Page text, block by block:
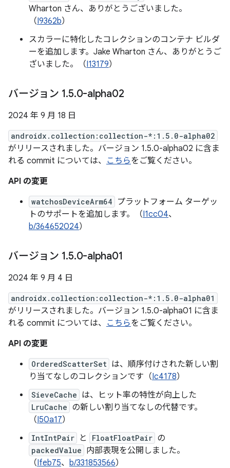
Wharton さん、ありがとうございました。
（I9362b）
スカラーに特化したコレクションのコンテナ ビルダ
ーを追加します。Jake Wharton さん、ありがとうご
ざいました。（I13179）
バージョン 1.5.0-alpha02
2024 年 9 月 18 日
androidx.collection:collection-*:1.5.0-alpha02
がリリースされました。バージョン 1.5.0-alpha02 に含ま
れる commit については、 こちらをご覧ください。
API の変更
watchosDeviceArm64
プラットフォーム ターゲッ
トのサポートを追加します。（I1cc04、
b/364652024）
バージョン 1.5.0-alpha01
2024 年 9 月 4 日
androidx.collection:collection-*:1.5.0-alpha01
がリリースされました。バージョン 1.5.0-alpha01 に含ま
れる commit については、 こちらをご覧ください。
API の変更
OrderedScatterSet は、順序付けされた新しい割
り当てなしのコレクションです（Ic4178）
SieveCache は、ヒット率の特性が向上した
LruCache の新しい割り当てなしの代替です。
（I50a17）
IntIntPair と FloatFloatPair の
packedValue 内部表現を公開しました。
（Ifeb75、 b/331853566）